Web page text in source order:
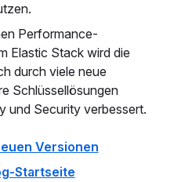
Performance-
Elastic Stack wird die
durch viele neue
Schlüssellösungen
und Security verbessert.
Versionen
Startseite